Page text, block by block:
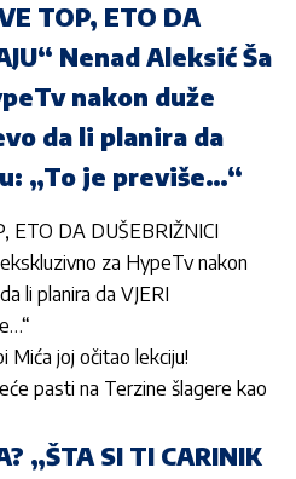
TOP, ETO DA
Nenad Aleksić Ša
nakon duže
da li planira da
„To je previše…“
ETO DA DUŠEBRIŽNICI
za HypeTv nakon
li planira da VJERI
Mića joj očitao lekciju!
pasti na Terzine šlagere kao
„ŠTA SI TI CARINIK